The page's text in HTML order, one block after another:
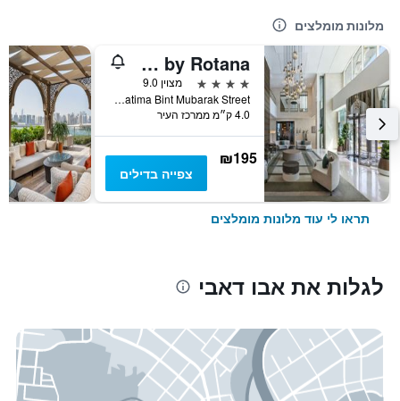
מלונות מומלצים
Al Maha Arjaan by Rotana
4 כוכבים
מצוין 9.0
Fatima Bint Mubarak Street, אבו דאבי, איחוד האמירויות הערביות
4.0 ק״מ ממרכז העיר
₪195
צפייה בדילים
תראו לי עוד מלונות מומלצים
לגלות את אבו דאבי